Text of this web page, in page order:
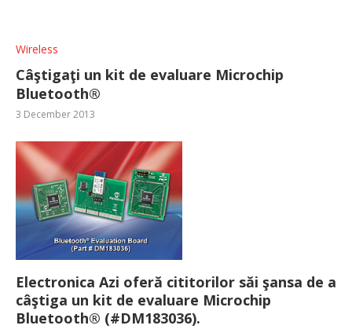
Wireless
Câştigaţi un kit de evaluare Microchip
Bluetooth®
3 December 2013
Electronica Azi oferă cititorilor săi şansa de a
câştiga un kit de evaluare Microchip
Bluetooth® (#DM183036).